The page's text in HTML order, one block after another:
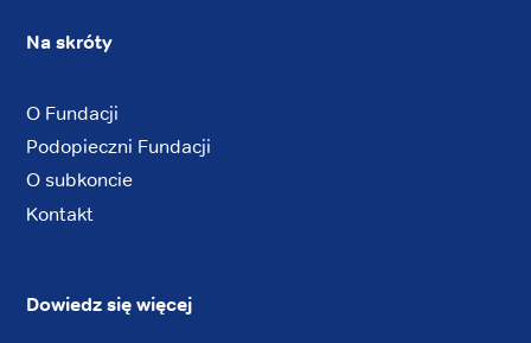
Na skróty
O Fundacji
Podopieczni Fundacji
O subkoncie
Kontakt
Dowiedz się więcej